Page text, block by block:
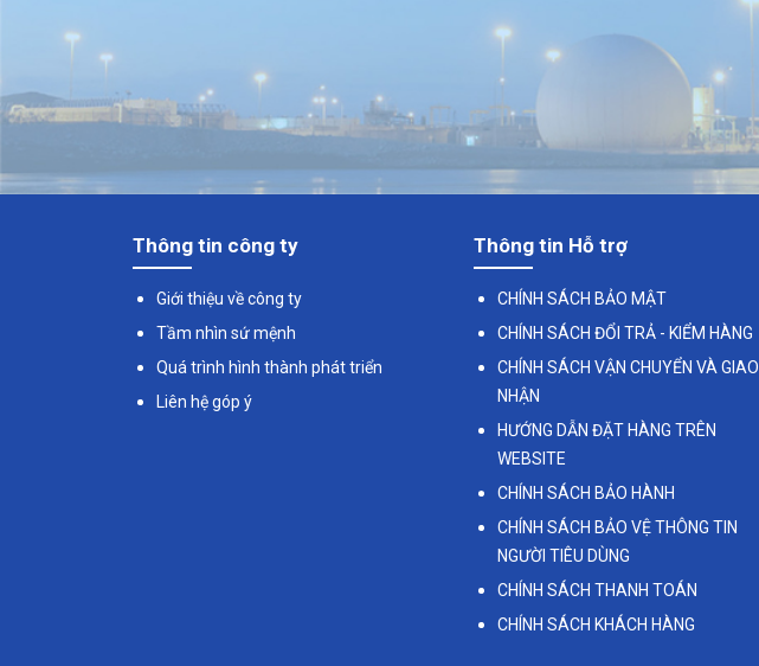
Thông tin công ty
Giới thiệu về công ty
Tầm nhìn sứ mệnh
Quá trình hình thành phát triển
Liên hệ góp ý
Thông tin Hỗ trợ
CHÍNH SÁCH BẢO MẬT
CHÍNH SÁCH ĐỔI TRẢ - KIỂM HÀNG
CHÍNH SÁCH VẬN CHUYỂN VÀ GIAO
NHẬN
HƯỚNG DẪN ĐẶT HÀNG TRÊN
WEBSITE
CHÍNH SÁCH BẢO HÀNH
CHÍNH SÁCH BẢO VỆ THÔNG TIN
NGƯỜI TIÊU DÙNG
CHÍNH SÁCH THANH TOÁN
CHÍNH SÁCH KHÁCH HÀNG